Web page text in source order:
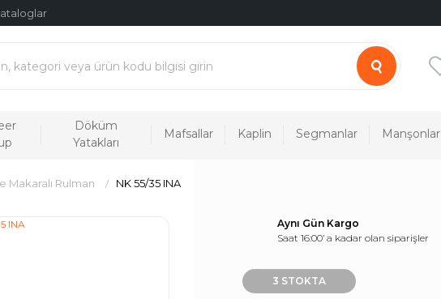
Döküm
Yatakları
Mafsallar Kaplin Segmanlar Manşonlar
Makaralı Rulman NK 55/35 INA
Aynı Gün Kargo
Saat 16:00’ a kadar olan siparişler
3 STOKTA